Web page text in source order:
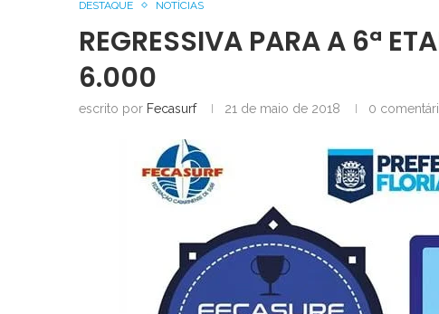
DESTAQUE NOTÍCIAS
REGRESSIVA PARA A 6ª
6.000
escrito por Fecasurf 21 de maio de 2018 0